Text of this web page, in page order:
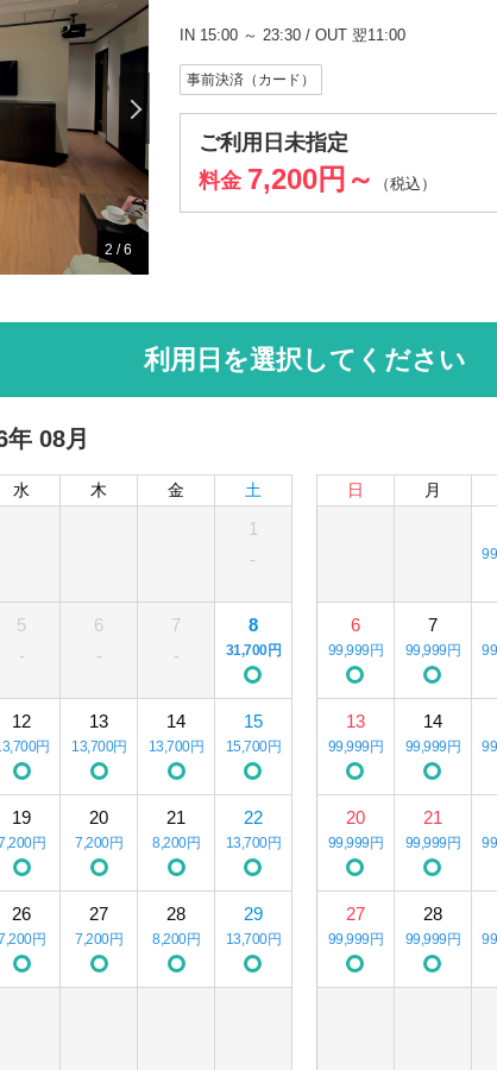
2 /6
IN 15:00 ～ 23:30 / OUT 翌11:00
事前決済（カード）
ご利用日未指定
料金 7,200円～ （税込）
利用日を選択してください
年 08月
水 木 金 土
1
-
5
-
6
-
7
-
8
31,700円
12
円
13
13,700円
14
13,700円
15
15,700円
19
円
20
7,200円
21
8,200円
22
13,700円
26
円
27
7,200円
28
8,200円
29
13,700円
日 月
6
99,999円
7
99,999円
13
99,999円
14
99,999円
20
99,999円
21
99,999円
27
99,999円
28
99,999円